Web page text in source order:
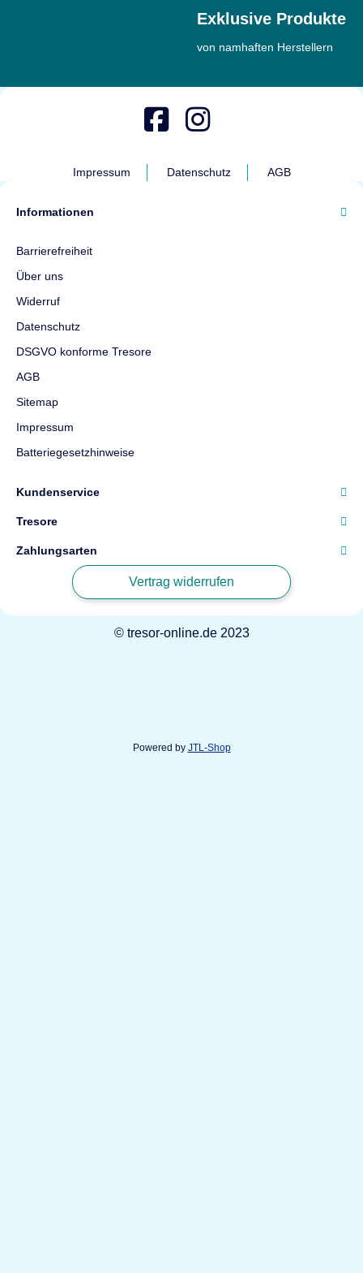
Exklusive Produkte
von namhaften Herstellern
Impressum Datenschutz AGB
Informationen
Barrierefreiheit
Über uns
Widerruf
Datenschutz
DSGVO konforme Tresore
AGB
Sitemap
Impressum
Batteriegesetzhinweise
Kundenservice
Tresore
Zahlungsarten
Vertrag widerrufen
© tresor-online.de 2023
Powered by JTL-Shop